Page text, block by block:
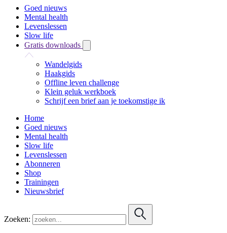
Goed nieuws
Mental health
Levenslessen
Slow life
Gratis downloads
Wandelgids
Haakgids
Offline leven challenge
Klein geluk werkboek
Schrijf een brief aan je toekomstige ik
Home
Goed nieuws
Mental health
Slow life
Levenslessen
Abonneren
Shop
Trainingen
Nieuwsbrief
Zoeken: